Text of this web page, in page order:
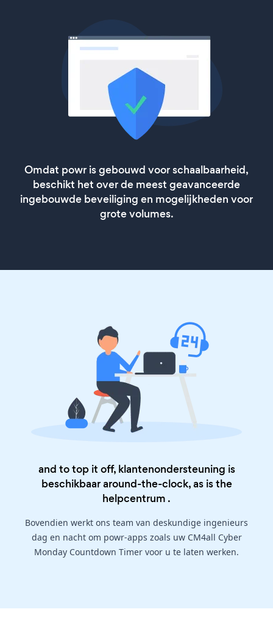
Omdat powr is gebouwd voor schaalbaarheid,
beschikt het over de meest geavanceerde
ingebouwde beveiliging en mogelijkheden voor
grote volumes.
and to top it off, klantenondersteuning is
beschikbaar around-the-clock, as is the
helpcentrum .
Bovendien werkt ons team van deskundige ingenieurs
dag en nacht om powr-apps zoals uw CM4all Cyber
Monday Countdown Timer voor u te laten werken.